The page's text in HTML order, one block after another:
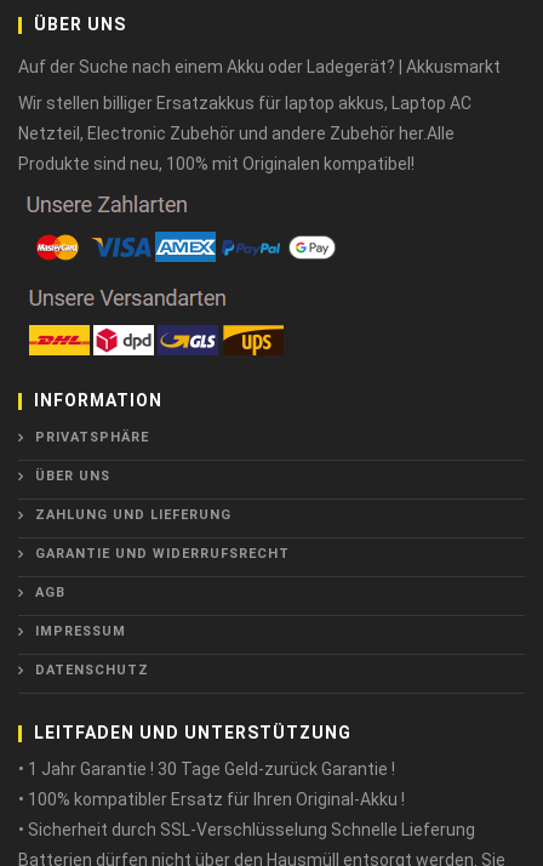
ÜBER UNS
Auf der Suche nach einem Akku oder Ladegerät? | Akkusmarkt
Wir stellen billiger Ersatzakkus für laptop akkus, Laptop AC
Netzteil, Electronic Zubehör und andere Zubehör her.Alle
Produkte sind neu, 100% mit Originalen kompatibel!
INFORMATION
PRIVATSPHÄRE
ÜBER UNS
ZAHLUNG UND LIEFERUNG
GARANTIE UND WIDERRUFSRECHT
AGB
IMPRESSUM
DATENSCHUTZ
LEITFADEN UND UNTERSTÜTZUNG
• 1 Jahr Garantie ! 30 Tage Geld-zurück Garantie !
• 100% kompatibler Ersatz für Ihren Original-Akku !
• Sicherheit durch SSL-Verschlüsselung Schnelle Lieferung
Batterien dürfen nicht über den Hausmüll entsorgt werden. Sie